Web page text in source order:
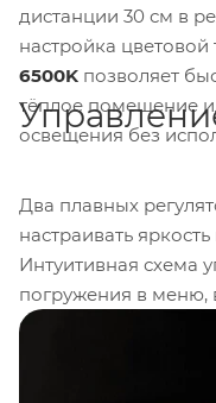
дистанции 30 см в
настройка
6500K позволяет
тёплое помещение
освещения без
Два плавных
настраивать
Интуитивная схема
погружения в меню,
ощупь», что удобно
работе в